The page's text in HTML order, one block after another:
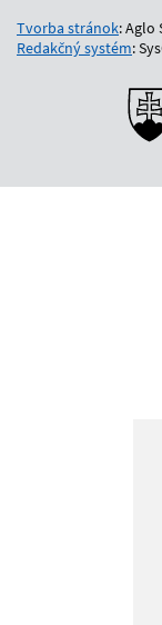
Tvorba stránok: Aglo
Redakčný systém: